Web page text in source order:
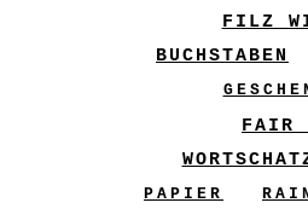
FILZ
BUCHSTABEN
FAIR
PAPIER